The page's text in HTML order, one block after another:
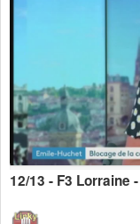
12/13 - F3 Lorraine